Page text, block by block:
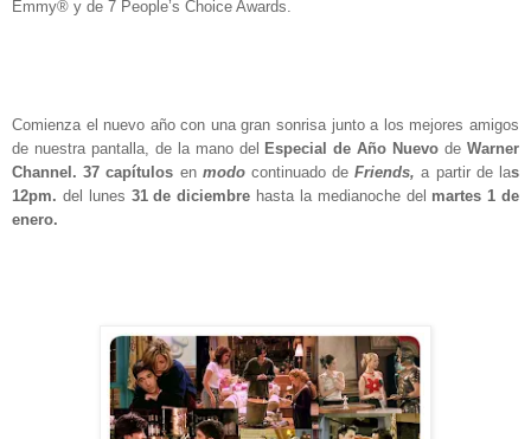
Emmy® y de 7 People’s Choice Awards.
Comienza el nuevo año con una gran sonrisa junto a los mejores amigos
de nuestra pantalla, de la mano del Especial de Año Nuevode Warner
Channel. 37 capítulos enmodocontinuado de Friends,a partir de las
12pm. del lunes 31 de diciembre hasta la medianoche del martes 1 de
enero.